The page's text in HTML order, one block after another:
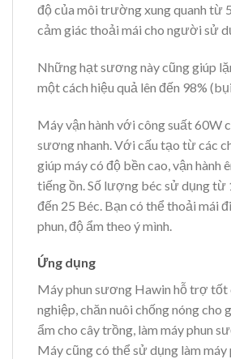
độ của môi trường xung quanh từ
cảm giác thoải mái cho người sử
Những hạt sương này cũng giúp
một cách hiệu quả lên đến 98%
Máy vận hành với công suất 60W
sương nhanh. Với cấu tạo từ các
giúp máy có độ bền cao, vận hành
tiếng ồn. Số lượng béc sử dụng từ
đến 25 Béc. Bạn có thể thoải mái
phun, độ ẩm theo ý mình.
Ứng dụng
Máy phun sương Hawin hỗ trợ tốt
nghiệp, chăn nuôi chống nóng cho
ẩm cho cây trồng, làm máy phun
Máy cũng có thể sử dụng làm